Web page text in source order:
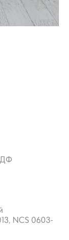
NCS 0603-